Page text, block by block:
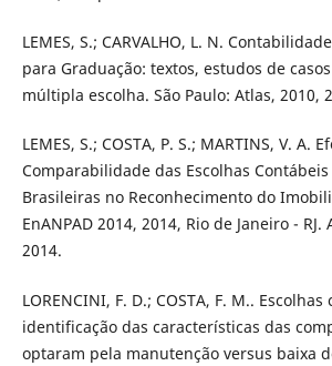
LEMES, S.; CARVALHO, L. N.
para Graduação: textos, estudos de
múltipla escolha. São Paulo: Atlas, 2010,
LEMES, S.; COSTA, P. S.; MARTINS, V. A.
Comparabilidade das Escolhas
Brasileiras no Reconhecimento do
EnANPAD 2014, 2014, Rio de Janeiro - RJ.
2014.
LORENCINI, F. D.; COSTA, F. M..
identificação das características das
optaram pela manutenção versus baixa